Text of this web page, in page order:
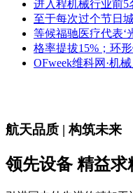
进入程机械行业前5
至于每次过个节日
等候福驰医疗代表‘
格率提拔15%；环
OFweek维科网·机
航天品质 | 构筑未来
领先设备 精益求